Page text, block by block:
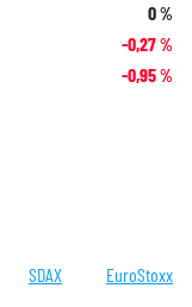
0%
-0,27%
-0,95%
SDAX EuroStoxx